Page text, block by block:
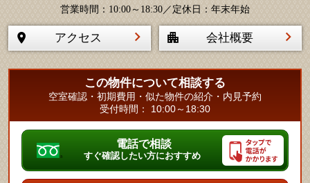
営業時間：10:00～18:30／定休日：年末年始
アクセス 会社概要
この物件について相談する
空室確認・初期費用・似た物件の紹介・内見予約
受付時間： 10:00～18:30
電話で相談
すぐ確認したい方におすすめ